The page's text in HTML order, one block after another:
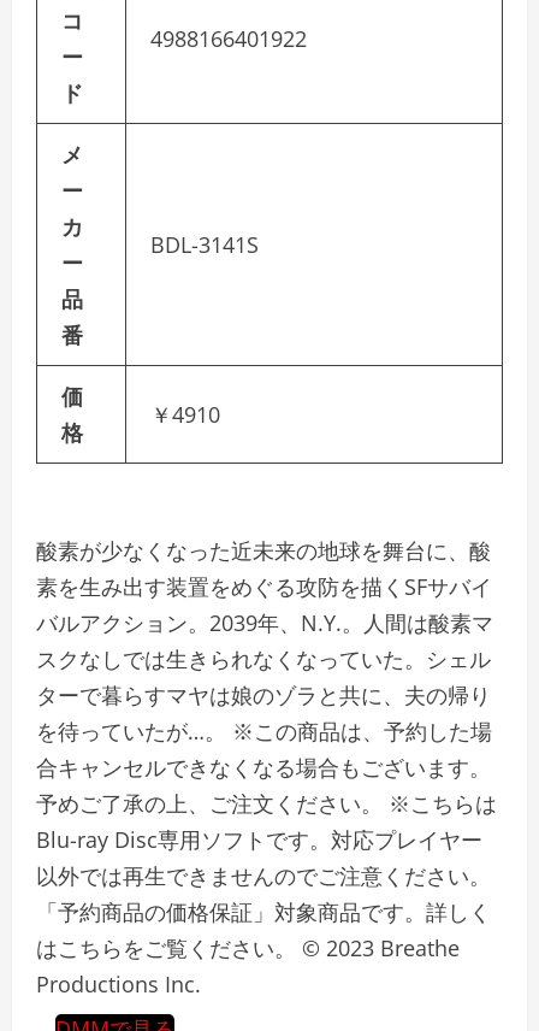
コ
ー
ド
4988166401922
メ
ー
カ
ー
品
番
BDL-3141S
価
格
￥4910
酸素が少なくなった近未来の地球を舞台に、酸
素を生み出す装置をめぐる攻防を描くSFサバイ
バルアクション。2039年、N.Y.。人間は酸素マ
スクなしでは生きられなくなっていた。シェル
ターで暮らすマヤは娘のゾラと共に、夫の帰り
を待っていたが…。 ※この商品は、予約した場
合キャンセルできなくなる場合もございます。
予めご了承の上、ご注文ください。 ※こちらは
Blu-ray Disc専用ソフトです。対応プレイヤー
以外では再生できませんのでご注意ください。
「予約商品の価格保証」対象商品です。詳しく
はこちらをご覧ください。 © 2023 Breathe
Productions Inc.